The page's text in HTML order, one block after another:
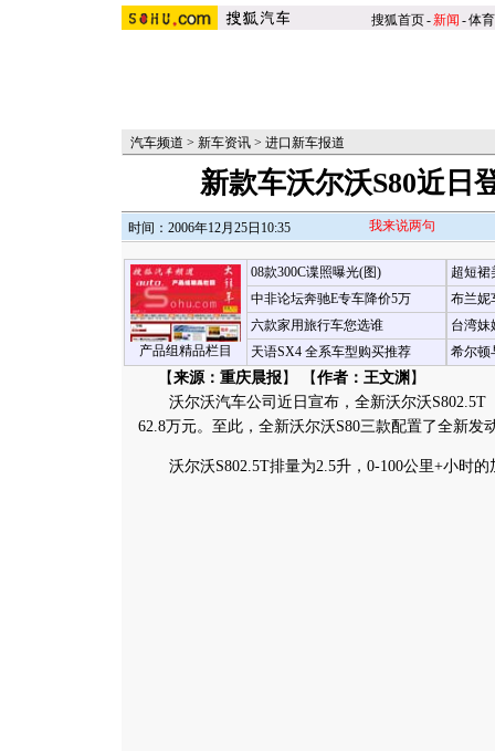
搜狐首页-新闻 -体育
汽车频道 > 新车资讯 > 进口新车报道
新款车沃尔沃S80近日
时间：2006年12月25日10:35 我来说两句
产品组精品栏目
08款300C谍照曝光(图)
中非论坛奔驰E专车降价5万
六款家用旅行车您选谁
天语SX4 全系车型购买推荐
超短裙
布兰妮
台湾妹
希尔顿
【来源：重庆晨报】 【作者：王文渊 】
沃尔沃汽车公司近日宣布，全新沃尔沃S802.5T
62.8万元。至此，全新沃尔沃S80三款配置了全新
沃尔沃S802.5T排量为2.5升，0-100公里+小时的